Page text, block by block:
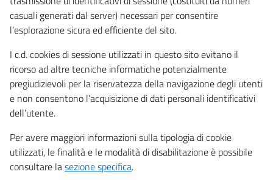
casuali generati dal server) necessari per consentire
l’esplorazione sicura ed efficiente del sito.
I c.d. cookies di sessione utilizzati in questo sito evitano il
ricorso ad altre tecniche informatiche potenzialmente
pregiudizievoli per la riservatezza della navigazione degli utenti
e non consentono l’acquisizione di dati personali identificativi
dell’utente.
Per avere maggiori informazioni sulla tipologia di cookie
utilizzati, le finalità e le modalità di disabilitazione è possibile
consultare lasezione specifica.